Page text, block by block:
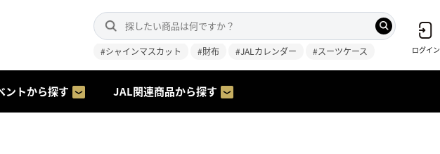
#シャインマスカット #財布 #JALカレンダー #スーツケース ログイン
ントから探す JAL関連商品から探す